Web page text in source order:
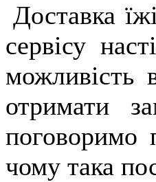
Доставка
сервісу
можливість
отримати
поговоримо
чому така